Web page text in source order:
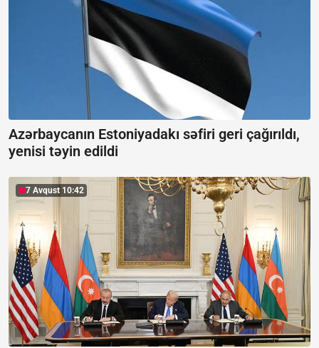
Azərbaycanın Estoniyadakı səfiri geri çağırıldı,
yenisi təyin edildi
7 Avqust 10:42